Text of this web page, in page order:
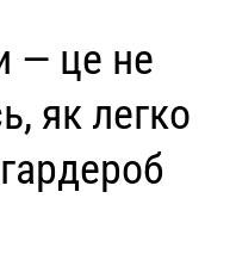
— це не
як легко